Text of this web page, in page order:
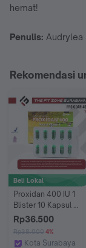
hemat!
Penulis: Audrylea
Rekomendasi
Beli Lokal
Proxidan 400 IU 1
Blister 10 Kapsul
Suplementasi
Vitamin E
Rp36.500
Rp38.000 4%
Kota Surabaya